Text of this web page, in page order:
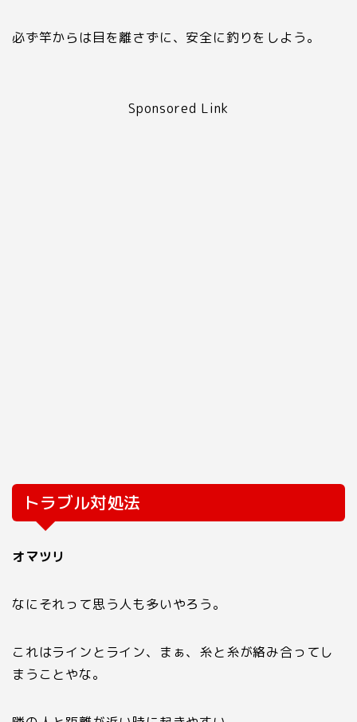
必ず竿からは目を離さずに、安全に釣りをしよう。
Sponsored Link
トラブル対処法
オマツリ
なにそれって思う人も多いやろう。
これはラインとライン、まぁ、糸と糸が絡み合ってし
まうことやな。